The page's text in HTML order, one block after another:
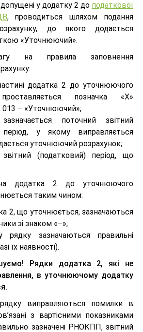
у додатку 2 до податкової
, проводиться шляхом подання
до якого додається
«Уточнюючий».
на правила заповнення
додатка 2 до уточнюючого
позначка «Х»
013 – «Уточнюючий»;
поточний звітний
період, у якому виправляється
уточнюючий розрахунок;
(податковий) період, що
додатка 2 до уточнюючого
таким чином:
2, що уточнюється, зазначаються
зі знаком «–»;
рядку зазначаються правильні
їх наявності).
Рядки додатка 2, які не
в уточнюючому додатку
виправляються помилки в
з вартісними показниками
зазначені РНОКПП, звітний